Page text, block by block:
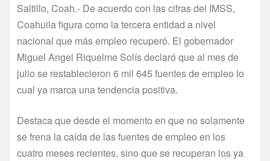
Saltillo, Coah.- De acuerdo con las cifras del IMSS,
Coahuila figura como la tercera entidad a nivel
nacional que más empleo recuperó. El gobernador
Miguel Angel Riquelme Solís declaró que al mes de
julio se restablecieron 6 mil 645 fuentes de empleo lo
cual ya marca una tendencia positiva.
Destaca que desde el momento en que no solamente
se frena la caída de las fuentes de empleo en los
cuatro meses recientes, sino que se recuperan los ya